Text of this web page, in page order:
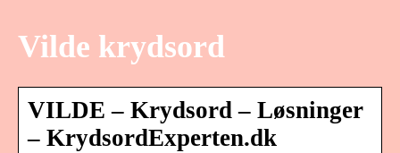
Vilde krydsord
VILDE – Krydsord – Løsninger
– KrydsordExperten.dk